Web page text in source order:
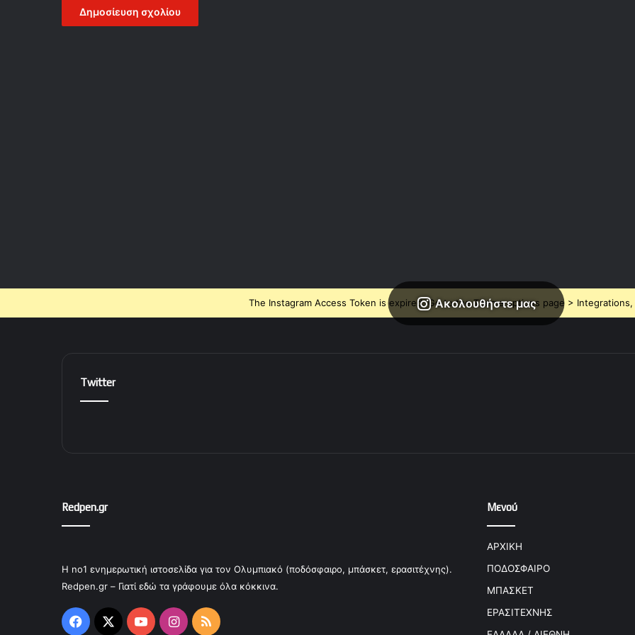
Ακολουθήστε μας
The Instagram Access Token is expired, Go to the Theme options page >
Twitter
Redpen.gr
Η no1 ενημερωτική ιστοσελίδα για τον Ολυμπιακό (ποδόσφαιρο, μπάσκετ, ερασιτέχνης).
Redpen.gr – Γιατί εδώ τα γράφουμε όλα κόκκινα.
Facebook
X YouTubeInstagram
RSS
Μενού
ΑΡΧΙΚΗ
ΠΟΔΟΣΦΑΙΡΟ
ΜΠΑΣΚΕΤ
ΕΡΑΣΙΤΕΧΝΗΣ